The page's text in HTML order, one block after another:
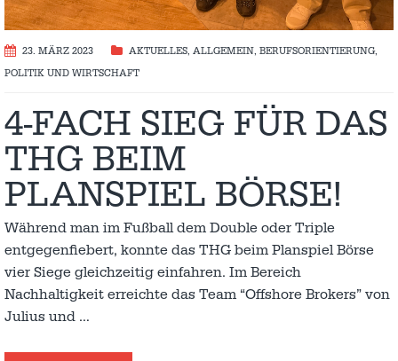
23. MÄRZ 2023 AKTUELLES, ALLGEMEIN, BERUFSORIENTIERUNG,
POLITIK UND WIRTSCHAFT
4-FACH SIEG FÜR DAS
THG BEIM
PLANSPIEL BÖRSE!
Während man im Fußball dem Double oder Triple
entgegenfiebert, konnte das THG beim Planspiel Börse
vier Siege gleichzeitig einfahren. Im Bereich
Nachhaltigkeit erreichte das Team “Offshore Brokers” von
Julius und …